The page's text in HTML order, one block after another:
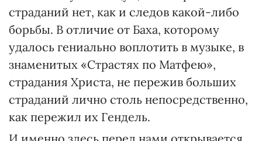
страданий нет, как и следов какой-либо
борьбы. В отличие от Баха, которому
удалось гениально воплотить в музыке, в
знаменитых «Страстях по Матфею»,
страдания Христа, не пережив больших
страданий лично столь непосредственно,
как пережил их Гендель.